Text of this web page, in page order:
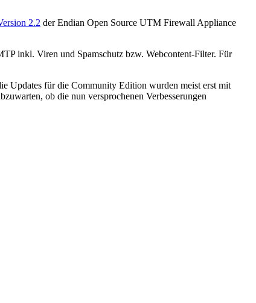
2.2 der Endian Open Source UTM Firewall Appliance
inkl. Viren und Spamschutz bzw. Webcontent-Filter. Für
Updates für die Community Edition wurden meist erst mit
ob die nun versprochenen Verbesserungen